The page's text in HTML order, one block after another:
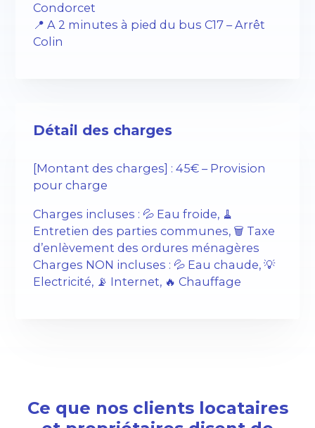
Condorcet
📍 A 2 minutes à pied du bus C17 – Arrêt
Colin
Détail des charges
[Montant des charges] : 45€ – Provision
pour charge
Charges incluses : 💦 Eau froide, 🧹
Entretien des parties communes, 🗑️ Taxe
d’enlèvement des ordures ménagères
Charges NON incluses : 💦 Eau chaude, 💡
Electricité, 📡 Internet, 🔥 Chauffage
Ce que nos clients locataires